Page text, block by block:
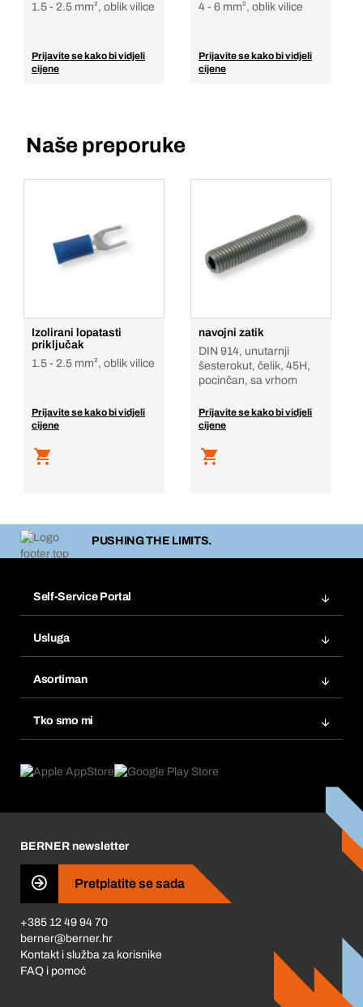
1.5 - 2.5 mm², oblik vilice
Prijavite se kako bi vidjeli
cijene
4 - 6 mm², oblik vilice
Prijavite se kako bi vidjeli
cijene
Naše preporuke
Izolirani lopatasti
priključak
1.5 - 2.5 mm², oblik vilice
Prijavite se kako bi vidjeli
cijene
navojni zatik
DIN 914, unutarnji
šesterokut, čelik, 45H,
pocinčan, sa vrhom
Prijavite se kako bi vidjeli
cijene
PUSHING THE LIMITS.
Self-Service Portal
Popisi želja
Ponovno naručivanje
Pretplate
Usluga
Tražitelji proizvoda
Asortiman
Tko smo mi
Što nas pokreće
Business Conduct
BERNER newsletter
Pretplatite se sada
+385 12 49 94 70
berner@berner.hr
Kontakt i služba za korisnike
FAQ i pomoć